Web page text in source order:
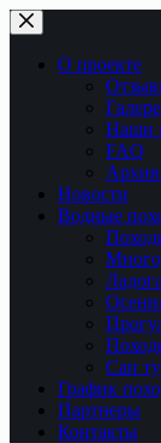
Перейти
к
сути
О проекте
Наши
FAQ
Новости
Водные
Ладога
Сап
График
Партнеры
Контакты